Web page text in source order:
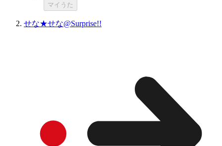
マイうた
せな★せな@Surprise!!